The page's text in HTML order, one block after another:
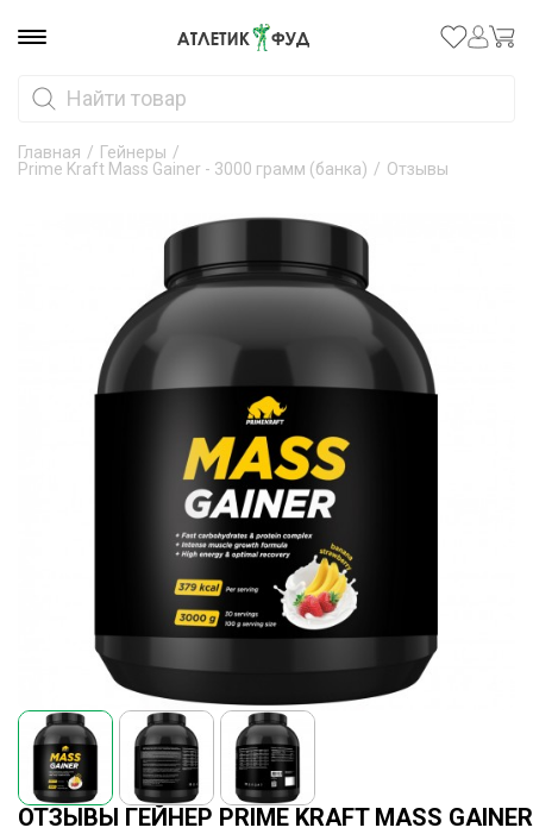
Главная / Гейнеры /
Prime Kraft Mass Gainer - 3000 грамм (банка) / Отзывы
ОТЗЫВЫ ГЕЙНЕР PRIME KRAFT MASS